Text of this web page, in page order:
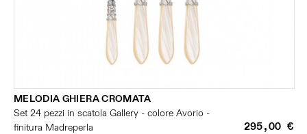
MELODIA GHIERA CROMATA
Set 24 pezzi in scatola Gallery - colore Avorio -
finitura Madreperla
295,00 €